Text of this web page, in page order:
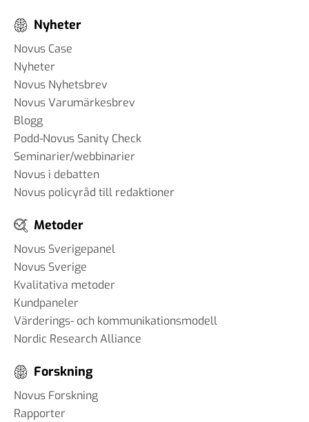
Nyheter
Novus Case
Nyheter
Novus Nyhetsbrev
Novus Varumärkesbrev
Blogg
Podd-Novus Sanity Check
Seminarier/webbinarier
Novus i debatten
Novus policyråd till redaktioner
Metoder
Novus Sverigepanel
Novus Sverige
Kvalitativa metoder
Kundpaneler
Värderings- och kommunikationsmodell
Nordic Research Alliance
Forskning
Novus Forskning
Rapporter